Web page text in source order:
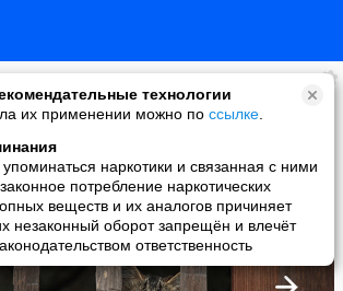
технологии
их применении можно по ссылке
упоминаться наркотики и связанная с ними
потребление наркотических
веществ и их аналогов причиняет
незаконный оборот запрещён и влечёт
ответственность